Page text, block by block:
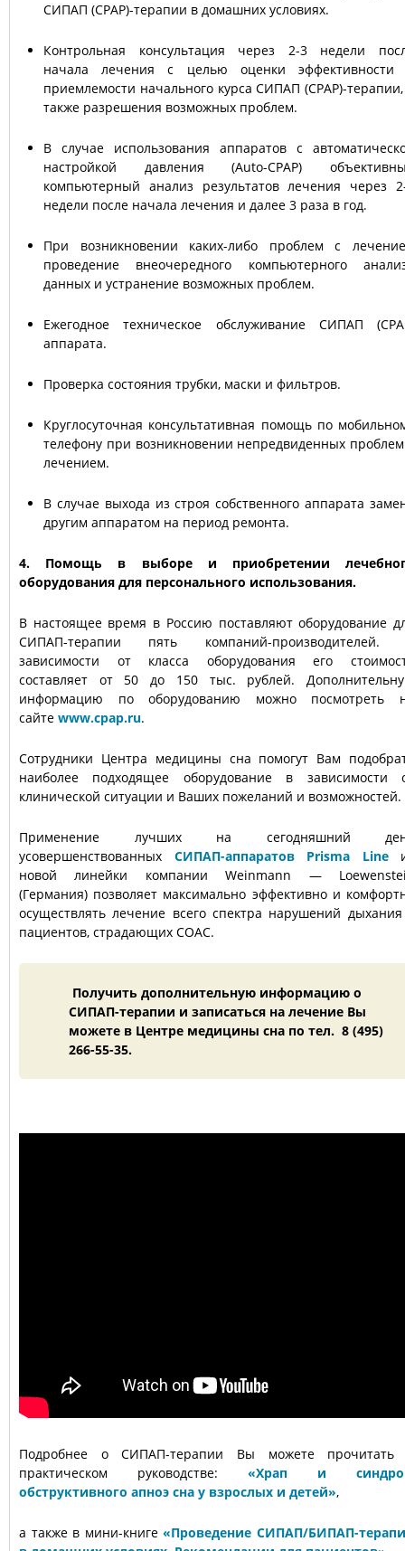
СИПАП (СРАР)-терапии в домашних условиях.
Контрольная консультация через 2-3 недели
начала лечения с целью оценки эффективности
приемлемости начального курса СИПАП (СРАР)-
также разрешения возможных проблем.
В случае использования аппаратов с
настройкой давления (Аuto-CPAP)
компьютерный анализ результатов лечения через
недели после начала лечения и далее 3 раза в год.
При возникновении каких-либо проблем с
проведение внеочередного компьютерного
данных и устранение возможных проблем.
Ежегодное техническое обслуживание СИПАП
аппарата.
Проверка состояния трубки, маски и фильтров.
Круглосуточная консультативная помощь по
телефону при возникновении непредвиденных
лечением.
В случае выхода из строя собственного аппарата
другим аппаратом на период ремонта.
4. Помощь в выборе и приобретении
оборудования для персонального использования.
В настоящее время в Россию поставляют оборудование
СИПАП-терапии пять компаний-производителей.
зависимости от класса оборудования его
составляет от 50 до 150 тыс. рублей.
информацию по оборудованию можно посмотреть
сайте www.cpap.ru.
Сотрудники Центра медицины сна помогут Вам
наиболее подходящее оборудование в зависимости
клинической ситуации и Ваших пожеланий и возможностей.
Применение лучших на сегодняшний
усовершенствованных СИПАП-аппаратов Prisma Line
новой линейки компании Weinmann —
(Германия) позволяет максимально эффективно и
осуществлять лечение всего спектра нарушений
пациентов, страдающих СОАС.
Получить дополнительную информацию о
СИПАП-терапии и записаться на лечение Вы
можете в Центре медицины сна по тел. 8 (495)
266-55-35.
Подробнее о СИПАП-терапии Вы можете прочитать
практическом руководстве: «Храп и
обструктивного апноэ сна у взрослых и детей»,
а также в мини-книге«Проведение СИПАП/БИПАП-